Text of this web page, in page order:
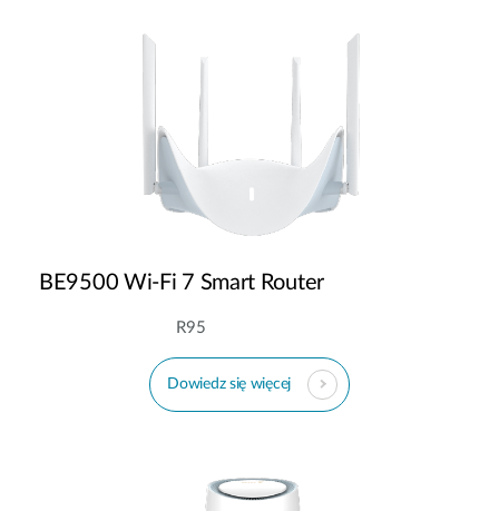
BE9500 Wi-Fi 7 Smart Router
R95
Dowiedz się więcej